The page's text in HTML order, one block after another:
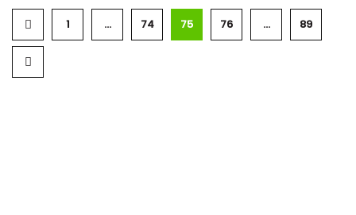
1 … 74 75 76 … 89